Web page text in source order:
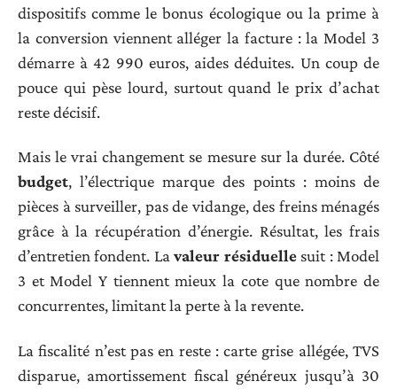
dispositifs comme le bonus écologique ou la prime à
la conversion viennent alléger la facture : la Model 3
démarre à 42 990 euros, aides déduites. Un coup de
pouce qui pèse lourd, surtout quand le prix d’achat
reste décisif.
Mais le vrai changement se mesure sur la durée. Côté
budget, l’électrique marque des points : moins de
pièces à surveiller, pas de vidange, des freins ménagés
grâce à la récupération d’énergie. Résultat, les frais
d’entretien fondent. Lavaleur résiduellesuit : Model
3 et Model Y tiennent mieux la cote que nombre de
concurrentes, limitant la perte à la revente.
La fiscalité n’est pas en reste : carte grise allégée, TVS
disparue, amortissement fiscal généreux jusqu’à 30